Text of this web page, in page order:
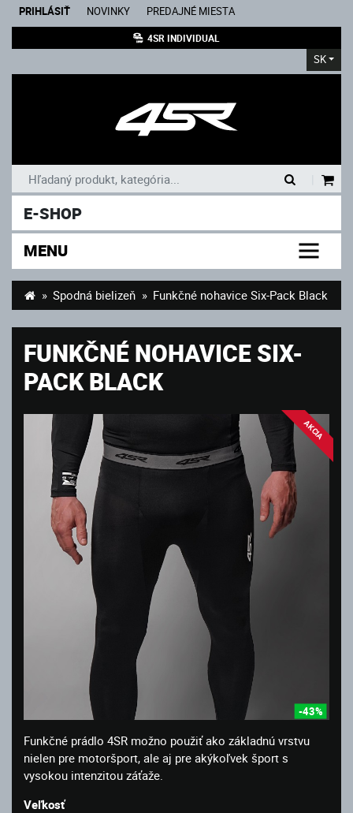
PRIHLÁSIŤ NOVINKY PREDAJNÉ MIESTA
4SR INDIVIDUAL
SK
E-SHOP
MENU
Spodná bielizeň Funkčné nohavice Six-Pack Black
FUNKČNÉ NOHAVICE SIX-
PACK BLACK
AKCIA
-43%
Funkčné prádlo 4SR možno použiť ako základnú vrstvu
nielen pre motoršport, ale aj pre akýkoľvek šport s
vysokou intenzitou záťaže.
Veľkosť